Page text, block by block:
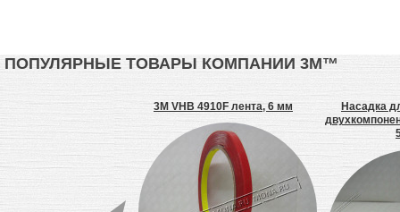
ПОПУЛЯРНЫЕ ТОВАРЫ КОМПАНИИ 3М™
3M VHB 4910F лента, 6 мм
Насадка